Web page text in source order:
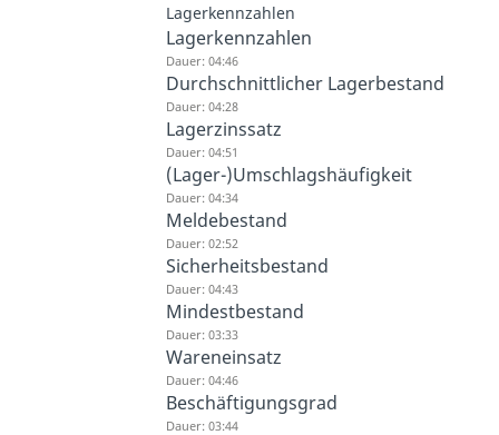
Lagerkennzahlen
Lagerkennzahlen
Dauer: 04:46
Durchschnittlicher Lagerbestand
Dauer: 04:28
Lagerzinssatz
Dauer: 04:51
(Lager-)Umschlagshäufigkeit
Dauer: 04:34
Meldebestand
Dauer: 02:52
Sicherheitsbestand
Dauer: 04:43
Mindestbestand
Dauer: 03:33
Wareneinsatz
Dauer: 04:46
Beschäftigungsgrad
Dauer: 03:44